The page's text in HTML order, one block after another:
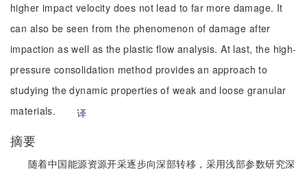
higher impact velocity does not lead to far more damage. It
can also be seen from the phenomenon of damage after
impaction as well as the plastic flow analysis. At last, the high-
pressure consolidation method provides an approach to
studying the dynamic properties of weak and loose granular
materials.
译
摘要
随着中国能源资源开采逐步向深部转移，采用浅部参数研究深